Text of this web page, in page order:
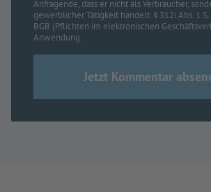
Anfragende, dass er nicht als Verbraucher,
gewerblicher Tätigkeit handelt. § 312i Abs. 1 S.
BGB (Pflichten im elektronischen
Anwendung.